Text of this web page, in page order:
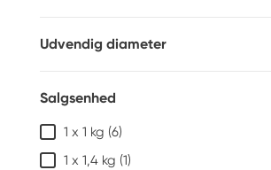
Udvendig diameter
Salgsenhed
1 x 1 kg (6)
1 x 1,4 kg (1)